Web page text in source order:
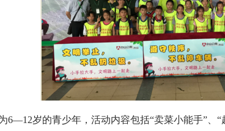
岁的青少年，活动内容包括“卖菜小能手”、“